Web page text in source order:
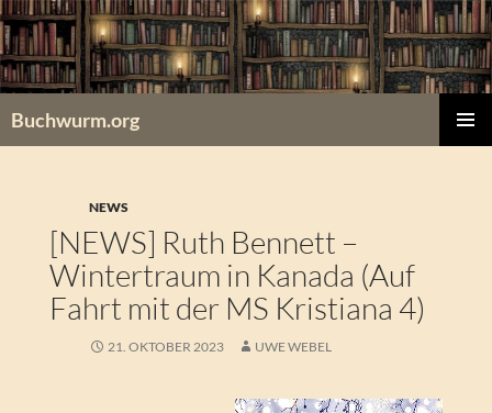
Zum
Inhalt
springen
Buchwurm.org
NEWS
[NEWS] Ruth Bennett –
Wintertraum in Kanada (Auf
Fahrt mit der MS Kristiana 4)
21. OKTOBER 2023 UWE WEBEL